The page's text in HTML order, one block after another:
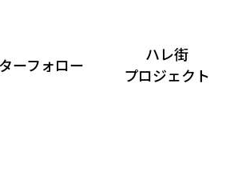
ーフォロー
ハレ街
プロジェクト